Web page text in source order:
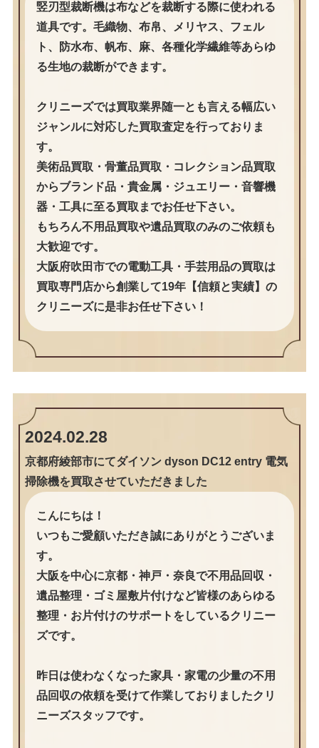
竪刃型裁断機は布などを裁断する際に使われる
道具です。毛織物、布帛、メリヤス、フェル
ト、防水布、帆布、麻、各種化学繊維等あらゆ
る生地の裁断ができます。
クリニーズでは買取業界随一とも言える幅広い
ジャンルに対応した買取査定を行っておりま
す。
美術品買取・骨董品買取・コレクション品買取
からブランド品・貴金属・ジュエリー・音響機
器・工具に至る買取までお任せ下さい。
もちろん不用品買取や遺品買取のみのご依頼も
大歓迎です。
大阪府吹田市での電動工具・手芸用品の買取は
買取専門店から創業して19年【信頼と実績】の
クリニーズに是非お任せ下さい！
2024.02.28
京都府綾部市にてダイソン dyson DC12 entry 電気
掃除機を買取させていただきました
こんにちは！
いつもご愛顧いただき誠にありがとうございま
す。
大阪を中心に京都・神戸・奈良で不用品回収・
遺品整理・ゴミ屋敷片付けなど皆様のあらゆる
整理・お片付けのサポートをしているクリニー
ズです。
昨日は使わなくなった家具・家電の少量の不用
品回収の依頼を受けて作業しておりましたクリ
ニーズスタッフです。